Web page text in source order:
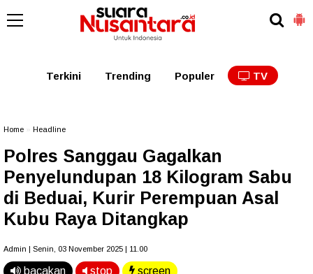
Kalbar Kalteng
Terkini Trending Populer TV
Home Headline
Polres Sanggau Gagalkan
Penyelundupan 18 Kilogram Sabu
di Beduai, Kurir Perempuan Asal
Kubu Raya Ditangkap
Admin | Senin, 03 November 2025 | 11.00
bacakan stop screen